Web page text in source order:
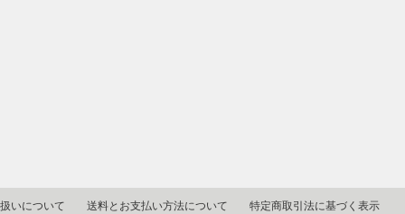
いについて 送料とお支払い方法について 特定商取引法に基づく表示